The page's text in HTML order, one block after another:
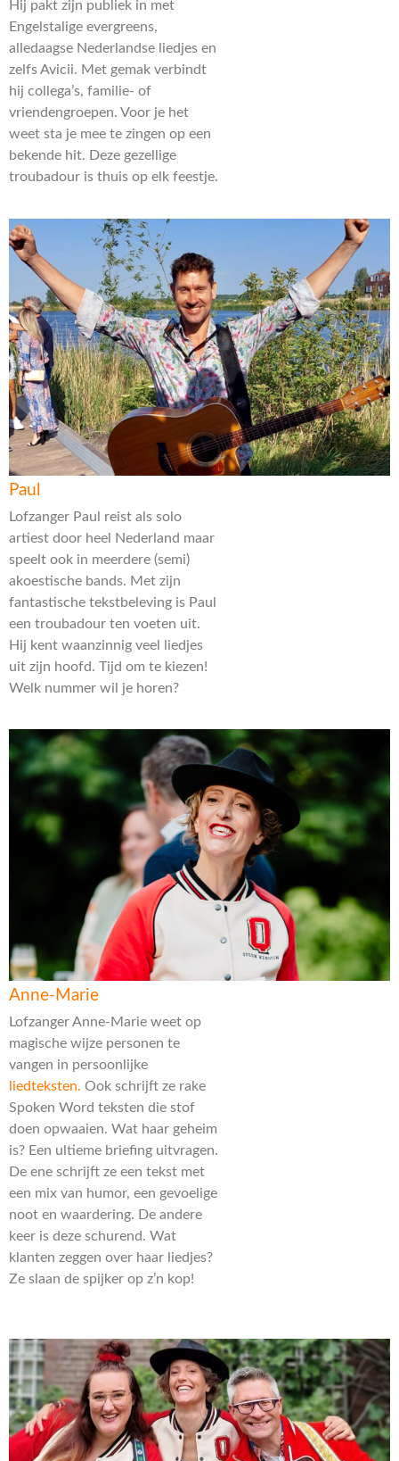
Hij pakt zijn publiek in met
Engelstalige evergreens,
alledaagse Nederlandse liedjes en
zelfs Avicii. Met gemak verbindt
hij collega’s, familie- of
vriendengroepen. Voor je het
weet sta je mee te zingen op een
bekende hit. Deze gezellige
troubadour is thuis op elk feestje.
Paul
Lofzanger Paul reist als solo
artiest door heel Nederland maar
speelt ook in meerdere (semi)
akoestische bands. Met zijn
fantastische tekstbeleving is Paul
een troubadour ten voeten uit.
Hij kent waanzinnig veel liedjes
uit zijn hoofd. Tijd om te kiezen!
Welk nummer wil je horen?
Anne-Marie
Lofzanger Anne-Marie weet op
magische wijze personen te
vangen in persoonlijke
liedteksten. Ook schrijft ze rake
Spoken Word teksten die stof
doen opwaaien. Wat haar geheim
is? Een ultieme briefing uitvragen.
De ene schrijft ze een tekst met
een mix van humor, een gevoelige
noot en waardering. De andere
keer is deze schurend. Wat
klanten zeggen over haar liedjes?
Ze slaan de spijker op z’n kop!